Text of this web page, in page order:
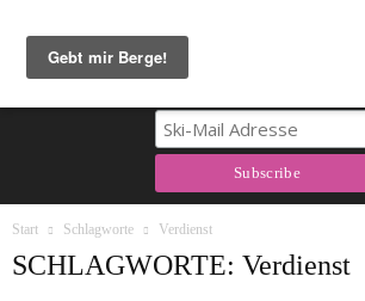
Start Schlagworte Verdienst
SCHLAGWORTE: Verdienst